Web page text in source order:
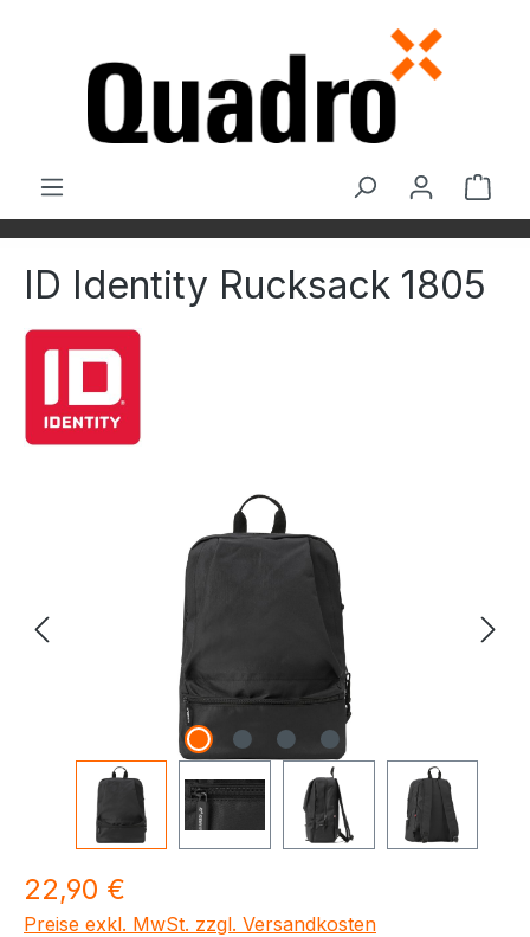
ID Identity Rucksack 1805
Bildergalerie überspringen
Regulärer Preis:
22,90 €
Preise exkl. MwSt. zzgl. Versandkosten